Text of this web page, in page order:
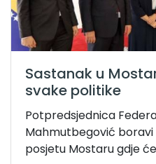
Sastanak u
svake politike
Potpredsjednica
Mahmutbegović boravi
posjetu Mostaru gdje